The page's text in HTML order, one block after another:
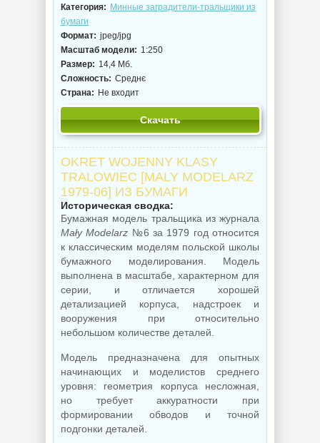
Категория: Минные заградители-тральщики из
бумаги
Формат: jpeg/jpg
Масштаб модели: 1:250
Размер: 14,4 Мб.
Сложность: Среднє
Страна: Не входит
Скачать
OKRET WOJENNY KLASY
TRALOWIEC [MALY MODELARZ
1979-06] ИЗ БУМАГИ
Историческая сводка:
Бумажная модель тральщика из журнала
Mały Modelarz №6 за 1979 год относится
к классическим моделям польской школы
бумажного моделирования. Модель
выполнена в масштабе, характерном для
серии, и отличается хорошей
детализацией корпуса, надстроек и
вооружения при относительно
небольшом количестве деталей.
Модель предназначена для опытных
начинающих и моделистов среднего
уровня: геометрия корпуса несложная,
но требует аккуратности при
формировании обводов и точной
подгонки деталей.